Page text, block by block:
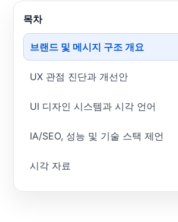
목차
브랜드 및 메시지 구조 개요
UX 관점 진단과 개선안
UI 디자인 시스템과 시각 언어
IA/SEO, 성능 및 기술 스택 제언
시각 자료